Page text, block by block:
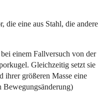
die eine aus Stahl, die andere
einem Fallversuch von der
Gleichzeitig setzt sie
ihrer größeren Masse eine
Bewegungsänderung)